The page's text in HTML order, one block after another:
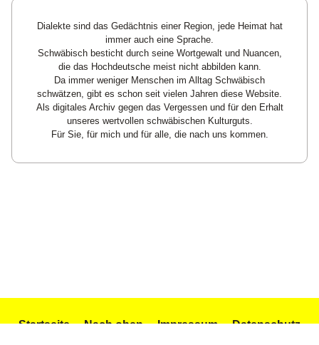
Dialekte sind das Gedächtnis einer Region, jede Heimat hat
immer auch eine Sprache.
Schwäbisch besticht durch seine Wortgewalt und Nuancen,
die das Hochdeutsche meist nicht abbilden kann.
Da immer weniger Menschen im Alltag Schwäbisch
schwätzen, gibt es schon seit vielen Jahren diese Website.
Als digitales Archiv gegen das Vergessen und für den Erhalt
unseres wertvollen schwäbischen Kulturguts.
Für Sie, für mich und für alle, die nach uns kommen.
Startseite Nach oben Impressum Datenschutz